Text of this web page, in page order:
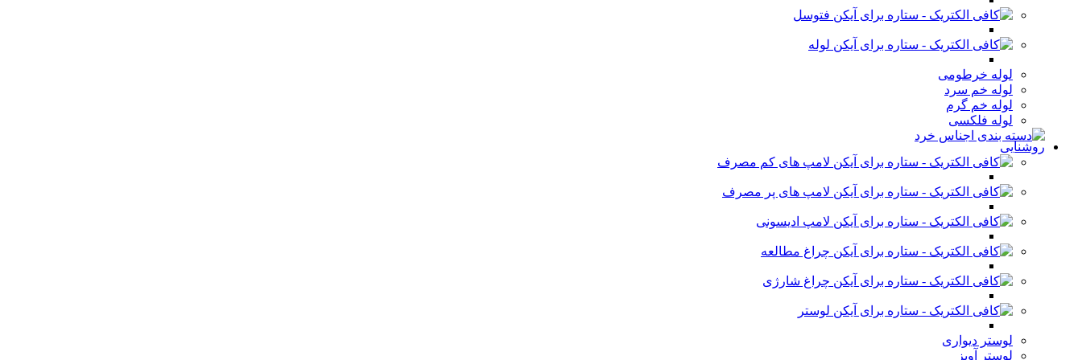
فتوسل
لوله
لوله خرطومی
لوله خم سرد
لوله خم گرم
لوله فلکسی
روشنایی
لامپ های کم مصرف
لامپ های پر مصرف
لامپ ادیسونی
چراغ مطالعه
چراغ شارژی
لوستر
لوستر دیواری
لوستر آویز